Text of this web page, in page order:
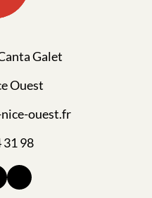
Galet
Ouest
ouest.fr
31 98